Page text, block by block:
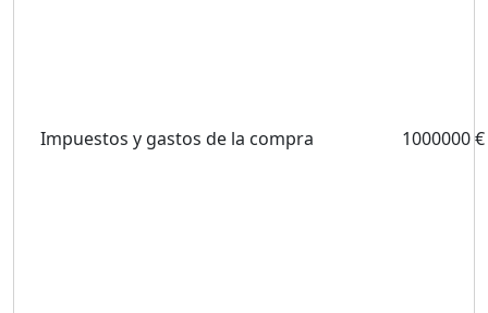
Impuestos y gastos de la compra 1000000 €